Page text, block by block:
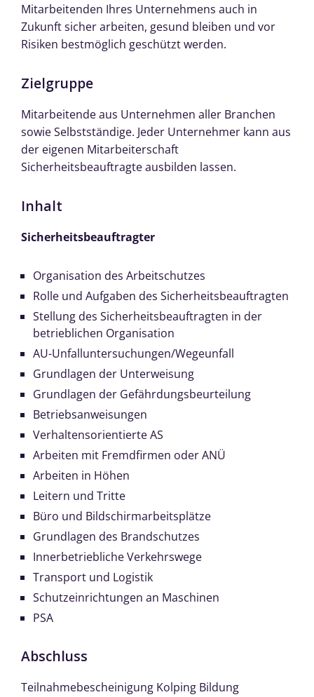
Mitarbeitenden Ihres Unternehmens auch in
Zukunft sicher arbeiten, gesund bleiben und vor
Risiken bestmöglich geschützt werden.
Zielgruppe
Mitarbeitende aus Unternehmen aller Branchen
sowie Selbstständige. Jeder Unternehmer kann aus
der eigenen Mitarbeiterschaft
Sicherheitsbeauftragte ausbilden lassen.
Inhalt
Sicherheitsbeauftragter
Organisation des Arbeitschutzes
Rolle und Aufgaben des Sicherheitsbeauftragten
Stellung des Sicherheitsbeauftragten in der
betrieblichen Organisation
AU-Unfalluntersuchungen/Wegeunfall
Grundlagen der Unterweisung
Grundlagen der Gefährdungsbeurteilung
Betriebsanweisungen
Verhaltensorientierte AS
Arbeiten mit Fremdfirmen oder ANÜ
Arbeiten in Höhen
Leitern und Tritte
Büro und Bildschirmarbeitsplätze
Grundlagen des Brandschutzes
Innerbetriebliche Verkehrswege
Transport und Logistik
Schutzeinrichtungen an Maschinen
PSA
Abschluss
Teilnahmebescheinigung Kolping Bildung